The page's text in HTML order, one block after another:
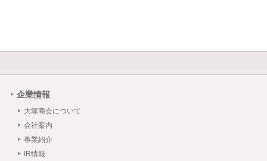
企業情報
大塚商会について
会社案内
事業紹介
IR情報